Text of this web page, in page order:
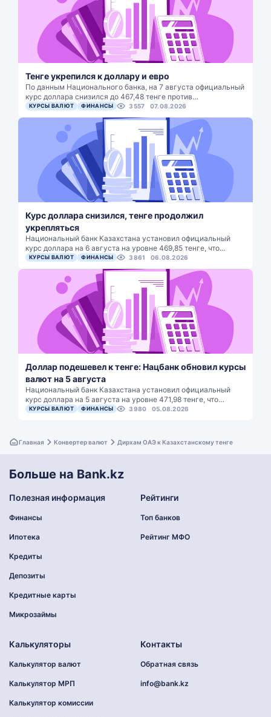
Тенге укрепился к доллару и евро
По данным Национального банка, на 7 августа официальный
курс доллара снизился до 467,48 тенге против…
КУРСЫ ВАЛЮТ ФИНАНСЫ 3557 07.08.2026
Курс доллара снизился, тенге продолжил
укрепляться
Национальный банк Казахстана установил официальный
курс доллара на 6 августа на уровне 469,85 тенге, что…
КУРСЫ ВАЛЮТ ФИНАНСЫ 3861 06.08.2026
Доллар подешевел к тенге: Нацбанк обновил курсы
валют на 5 августа
Национальный банк Казахстана установил официальный
курс доллара на 5 августа на уровне 471,98 тенге, что…
КУРСЫ ВАЛЮТ ФИНАНСЫ 3980 05.08.2026
Главная Конвертер валют Дирхам ОАЭ к Казахстанскому тенге
Больше на Bank.kz
Полезная информация
Финансы
Ипотека
Кредиты
Депозиты
Кредитные карты
Микрозаймы
Рейтинги
Топ банков
Рейтинг МФО
Калькуляторы
Калькулятор валют
Калькулятор МРП
Калькулятор комиссии
Контакты
Обратная связь
info@bank.kz